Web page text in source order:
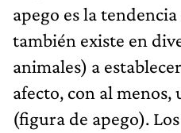
apego es la
también existe en
animales) a
afecto, con al
(figura de apego).